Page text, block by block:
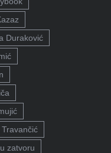
Duraković
zatvoru